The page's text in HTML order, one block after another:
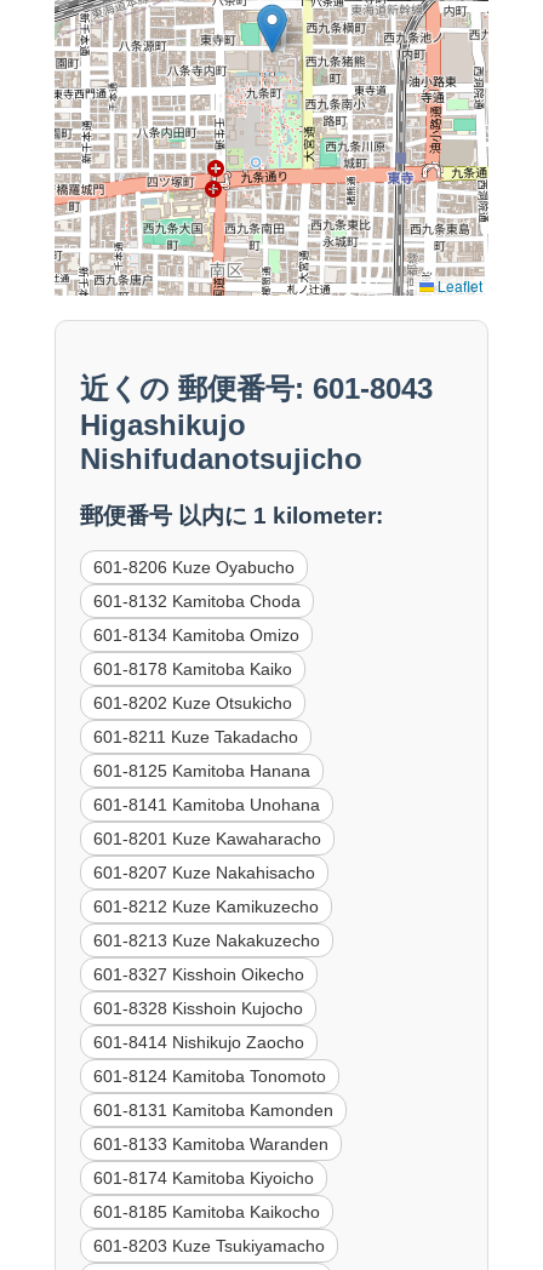
Leaflet
近くの 郵便番号: 601-8043
Higashikujo
Nishifudanotsujicho
郵便番号 以内に 1 kilometer:
601-8206 Kuze Oyabucho
601-8132 Kamitoba Choda
601-8134 Kamitoba Omizo
601-8178 Kamitoba Kaiko
601-8202 Kuze Otsukicho
601-8211 Kuze Takadacho
601-8125 Kamitoba Hanana
601-8141 Kamitoba Unohana
601-8201 Kuze Kawaharacho
601-8207 Kuze Nakahisacho
601-8212 Kuze Kamikuzecho
601-8213 Kuze Nakakuzecho
601-8327 Kisshoin Oikecho
601-8328 Kisshoin Kujocho
601-8414 Nishikujo Zaocho
601-8124 Kamitoba Tonomoto
601-8131 Kamitoba Kamonden
601-8133 Kamitoba Waranden
601-8174 Kamitoba Kiyoicho
601-8185 Kamitoba Kaikocho
601-8203 Kuze Tsukiyamacho